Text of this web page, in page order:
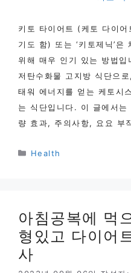
키토 타이어트 (케토 다이
기도 함) 또는 ‘키토제닉’은
위해 매우 인기 있는 방법입
저탄수화물 고지방 식단으
태워 에너지를 얻는 케토시
는 식단입니다. 이 글에서
량 효과, 주의사항, 요요 부
카
Health
아침공복에 먹
형있고 다이어
사